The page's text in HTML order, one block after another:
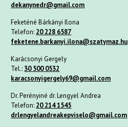
dekanynedr@gmail.com
Feketéné Bárkányi Ilona
Telefon: 20 228 6587
feketene.barkanyi.ilona@szatymaz.hu
Karácsonyi Gergely
Tel.: 30 500 0532
karacsonyigergely69@gmail.com
Dr. Perényiné dr. Lengyel Andrea
Telefon: 20 214 1545
drlengyelandreakepviselo@gmail.com